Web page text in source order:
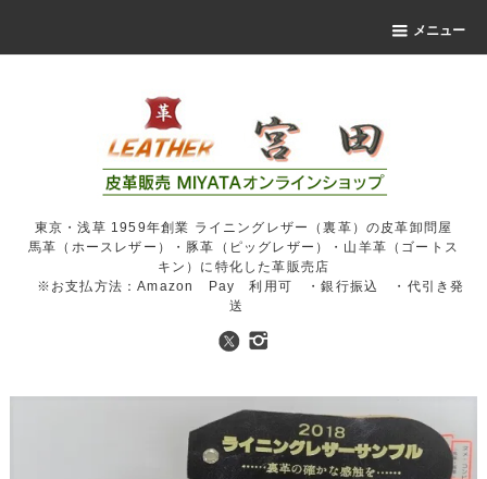
メニュー
東京・浅草 1959年創業 ライニングレザー（裏革）の皮革卸問屋
馬革（ホースレザー）・豚革（ピッグレザー）・山羊革（ゴートス
キン）に特化した革販売店
※お支払方法：Amazon Pay 利用可 ・銀行振込 ・代引き発
送